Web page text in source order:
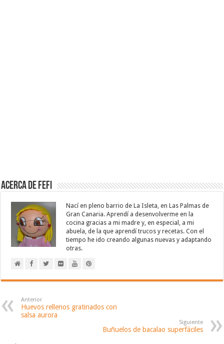
Acerca de Fefi
Nací en pleno barrio de La Isleta, en Las Palmas de
Gran Canaria. Aprendí a desenvolverme en la
cocina gracias a mi madre y, en especial, a mi
abuela, de la que aprendí trucos y recetas. Con el
tiempo he ido creando algunas nuevas y adaptando
otras.
Anterior
Huevos rellenos gratinados con
salsa aurora
Siguiente
Buñuelos de bacalao superfáciles